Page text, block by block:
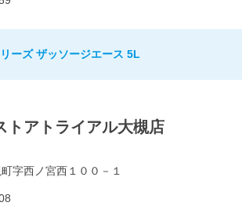
ーズ ザッソージエース 5L
トアトライアル大槻店
字西ノ宮西１００－１